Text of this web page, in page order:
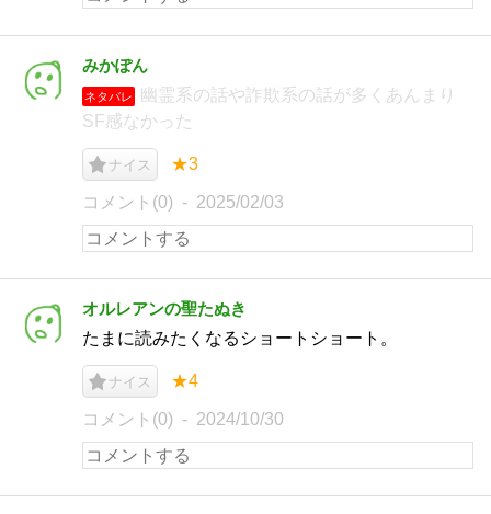
みかぽん
ネタバレ
幽霊系の話や詐欺系の話が多くあんまり
SF感なかった
ナイス ★3
コメント(0) 2025/02/03
オルレアンの聖たぬき
たまに読みたくなるショートショート。
ナイス ★4
コメント(0) 2024/10/30